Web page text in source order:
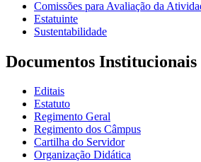
Comissões para Avaliação da
Estatuinte
Sustentabilidade
Documentos Institucionais
Editais
Estatuto
Regimento Geral
Regimento dos Câmpus
Cartilha do Servidor
Organização Didática